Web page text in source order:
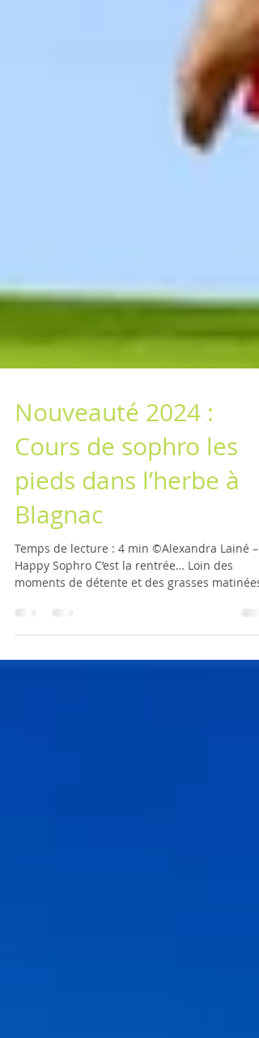
Nouveauté 2024 :
Cours de sophro les
pieds dans l’herbe à
Blagnac
Temps de lecture : 4 min ©Alexandra Lainé –
Happy Sophro C’est la rentrée… Loin des